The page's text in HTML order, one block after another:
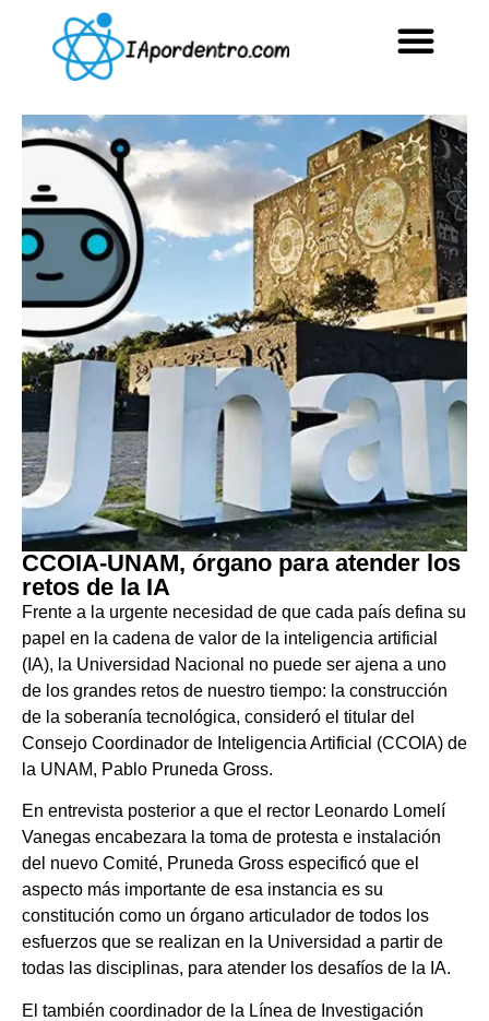
CCOIA-UNAM, órgano para atender los
retos de la IA
Frente a la urgente necesidad de que cada país defina su
papel en la cadena de valor de la inteligencia artificial
(IA), la Universidad Nacional no puede ser ajena a uno
de los grandes retos de nuestro tiempo: la construcción
de la soberanía tecnológica, consideró el titular del
Consejo Coordinador de Inteligencia Artificial (CCOIA) de
la UNAM, Pablo Pruneda Gross.
En entrevista posterior a que el rector Leonardo Lomelí
Vanegas encabezara la toma de protesta e instalación
del nuevo Comité, Pruneda Gross especificó que el
aspecto más importante de esa instancia es su
constitución como un órgano articulador de todos los
esfuerzos que se realizan en la Universidad a partir de
todas las disciplinas, para atender los desafíos de la IA.
El también coordinador de la Línea de Investigación